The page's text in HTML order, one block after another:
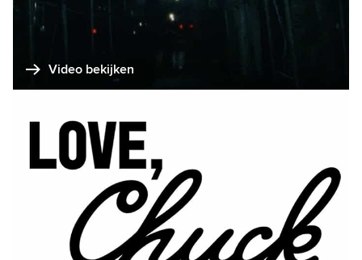
Video bekijken